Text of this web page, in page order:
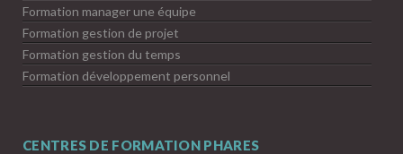
Formation manager une équipe
Formation gestion de projet
Formation gestion du temps
Formation développement personnel
CENTRES DE FORMATION PHARES